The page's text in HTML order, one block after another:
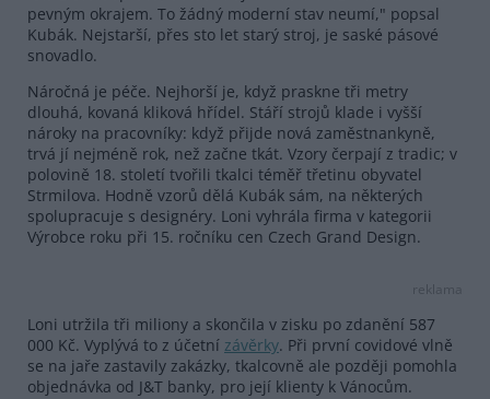
pevným okrajem. To žádný moderní stav neumí," popsal
Kubák. Nejstarší, přes sto let starý stroj, je saské pásové
snovadlo.
Náročná je péče. Nejhorší je, když praskne tři metry
dlouhá, kovaná kliková hřídel. Stáří strojů klade i vyšší
nároky na pracovníky: když přijde nová zaměstnankyně,
trvá jí nejméně rok, než začne tkát. Vzory čerpají z tradic; v
polovině 18. století tvořili tkalci téměř třetinu obyvatel
Strmilova. Hodně vzorů dělá Kubák sám, na některých
spolupracuje s designéry. Loni vyhrála firma v kategorii
Výrobce roku při 15. ročníku cen Czech Grand Design.
reklama
Loni utržila tři miliony a skončila v zisku po zdanění 587
000 Kč. Vyplývá to z účetní závěrky. Při první covidové vlně
se na jaře zastavily zakázky, tkalcovně ale později pomohla
objednávka od J&T banky, pro její klienty k Vánocům.